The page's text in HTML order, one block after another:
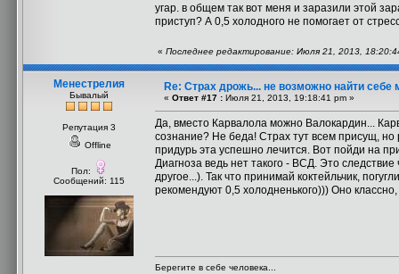
угар. в общем так вот меня и заразили этой
приступ? А 0,5 холодного не помогает от
« Последнее редактирование: Июля 21, 2013,
Менестрелия
Бывалый
Репутация 3
Offline
Пол:
Сообщений: 115
Re: Страх дрожь... не возможно найти себе
« Ответ #17 : Июля 21, 2013, 19:18:41 pm »
Да, вместо Карвалола можно Валокардин...
сознание? Не беда! Страх тут всем присущ, но
придурь эта успешно лечится. Вот пойди на
Диагноза ведь нет такого - ВСД. Это
другое...). Так что принимай коктейльчик,
рекомендуют 0,5 холодненького))) Оно
Берегите в себе человека...